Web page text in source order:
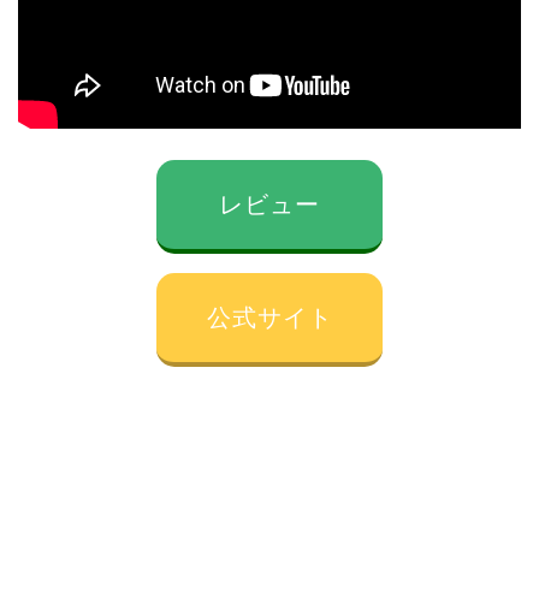
レビュー
公式サイト